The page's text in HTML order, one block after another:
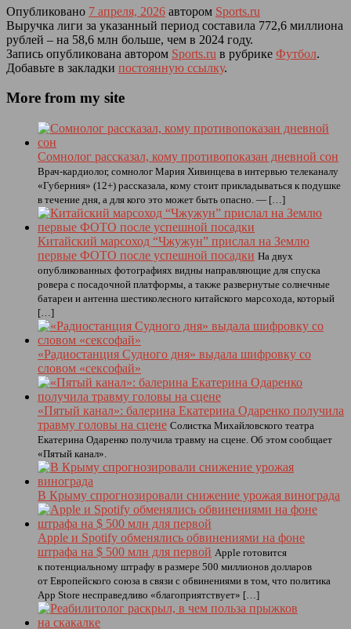
Опубликовано 7 апреля, 2026 автором Sports.ru
Выручка лиги за указанный период составила 772,6 миллиона
рублей – на 58,6 млн больше, чем в 2024 году.
Запись опубликована автором Sports.ru в рубрике Футбол.
Добавьте в закладки постоянную ссылку.
More from my site
Сомнолог рассказал, кому противопоказан дневной сон
Врач-кардиолог, сомнолог Мария Хивинцева в интервью телеканалу
«Губерния» (12+) рассказала, кому стоит прикладываться к подушке
в течение дня, а для кого это может быть опасно. — […]
Китайский марсоход “Чжужун” прислал на Землю
первые ФОТО после успешной посадки На двух
опубликованных фотографиях видны направляющие для спуска
ровера с посадочной платформы, а также развернутые солнечные
батареи и антенна шестиколесного китайского марсохода, который
[…]
«Радиостанция Судного дня» выдала шифровку со
словом «сексофай»
«Пятый канал»: балерина Екатерина Одаренко получила
травму головы на сцене Солистка Михайловского театра
Екатерина Одаренко получила травму на сцене. Об этом сообщает
«Пятый канал».
В Крыму спрогнозировали снижение урожая винограда
Apple и Spotify обменялись обвинениями на фоне
штрафа на $ 500 млн для первой Apple готовится
к потенциальному штрафу в размере 500 миллионов долларов
от Европейского союза в связи с обвинениями в том, что политика
App Store несправедливо «благоприятствует» […]